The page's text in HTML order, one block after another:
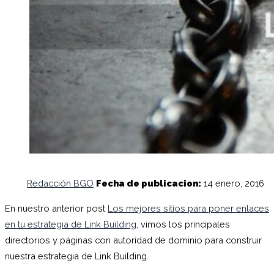
Redacción BGO Fecha de publicacion: 14 enero, 2016
En nuestro anterior post Los mejores sitios para poner enlaces
en tu estrategia de Link Building , vimos los principales
directorios y páginas con autoridad de dominio para construir
nuestra estrategia de Link Building.